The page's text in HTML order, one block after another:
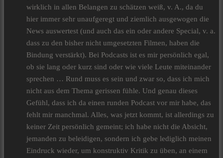
wirklich in allen Belangen zu schätzen weiß, v. A., da du
hier immer sehr unaufgeregt und ziemlich ausgewogen die
News auswertest (und auch das ein oder andere Special, v. a.
dass zu den bisher nicht umgesetzten Filmen, haben die
Bindung verstärkt). Bei Podcasts ist es mir persönlich egal,
ob sie lang oder kurz sind oder wie viele Leute miteinander
sprechen … Rund muss es sein und zwar so, dass ich mich
nicht aus dem Thema gerissen fühle. Und genau dieses
Gefühl, dass ich da einen runden Podcast vor mir habe, das
fehlt mir manchmal. Alles, was jetzt kommt, ist allerdings zu
keiner Zeit persönlich gemeint; ich habe nicht die Absicht,
jemanden zu beleidigen, sondern ich gebe lediglich meinen
Eindruck wieder, um konstruktiv Kritik zu üben, an einem